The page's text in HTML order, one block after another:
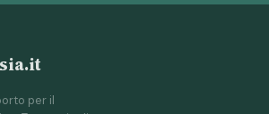
per il